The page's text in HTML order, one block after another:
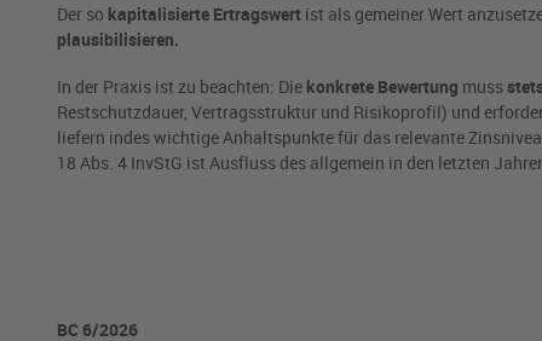
Der so kapitalisierte Ertragswert ist als gemeiner Wert
plausibilisieren.
In der Praxis ist zu beachten: Die konkrete Bewertung muss
Restschutzdauer, Vertragsstruktur und Risikoprofil) und
liefern indes wichtige Anhaltspunkte für das relevante
18 Abs. 4 InvStG ist Ausfluss des allgemein in den letzten
BC 6/2026